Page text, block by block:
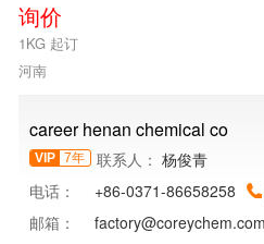
询价
1KG 起订
河南
career henan chemical co
VIP 7年 联系人： 杨俊青
电话：
+86-0371-86658258
邮箱：
factory@coreychem.com